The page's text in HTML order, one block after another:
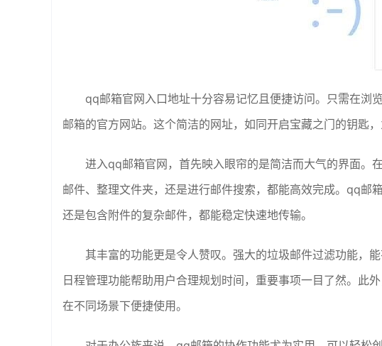
qq邮箱官网入口地址十分容易记忆且便捷访问。只需在浏
邮箱的官方网站。这个简洁的网址，如同开启宝藏之门的钥匙
进入qq邮箱官网，首先映入眼帘的是简洁而大气的界面。
邮件、整理文件夹，还是进行邮件搜索，都能高效完成。qq邮
还是包含附件的复杂邮件，都能稳定快速地传输。
其丰富的功能更是令人赞叹。强大的垃圾邮件过滤功能，
日程管理功能帮助用户合理规划时间，重要事项一目了然。此
在不同场景下便捷使用。